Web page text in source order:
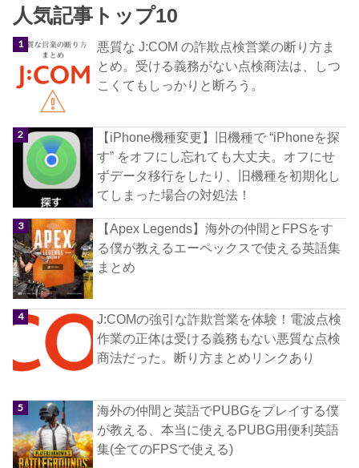
人気記事トップ10
悪質な J:COM の詐欺点検営業の断り方ま
とめ。受ける義務がない点検商法は、しつ
こくてもしっかりと断ろう。
【iPhone機種変更】旧機種で “iPhoneを探
す” をオフにし忘れても大丈夫。オフにせ
ずデータ移行をしたり、旧機種を初期化し
てしまった場合の対処法！
【Apex Legends】海外の仲間とFPSをす
る僕が教えるエーペックスで使える英語集
まとめ
J:COMの強引な詐欺営業を体験！電波点検
作業の正体は受ける義務もない悪質な点検
商法だった。断り方まとめリンクあり
海外の仲間と英語でPUBGをプレイする僕
が教える、本当に使えるPUBG用便利英語
集(全てのFPSで使える)